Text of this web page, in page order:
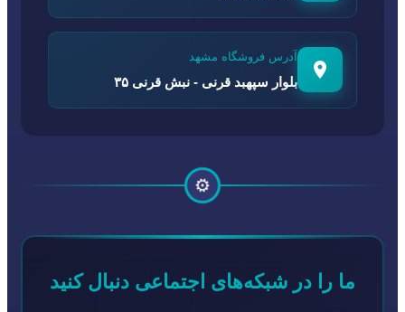
آدرس فروشگاه مشهد
بلوار سپهبد قرنی - نبش قرنی ۳۵
⚙️
ما را در شبکه‌های اجتماعی دنبال کنید